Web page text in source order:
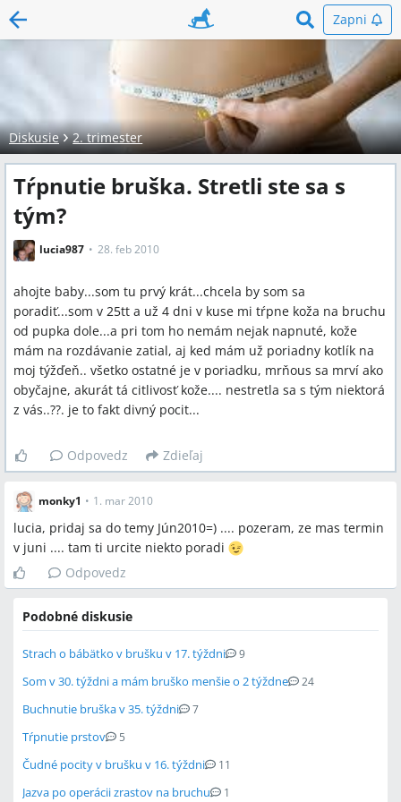
Zapni
Diskusie 2. trimester
Tŕpnutie bruška. Stretli ste sa s
tým?
lucia987 28. feb 2010
ahojte baby...som tu prvý krát...chcela by som sa
poradiť...som v 25tt a už 4 dni v kuse mi tŕpne koža na bruchu
od pupka dole...a pri tom ho nemám nejak napnuté, kože
mám na rozdávanie zatial, aj ked mám už poriadny kotlík na
moj týžďeň.. všetko ostatné je v poriadku, mrňous sa mrví ako
obyčajne, akurát tá citlivosť kože.... nestretla sa s tým niektorá
z vás..??. je to fakt divný pocit...
Odpovedz Zdieľaj
monky1 • 1. mar 2010
lucia, pridaj sa do temy Jún2010=) .... pozeram, ze mas termin
v juni .... tam ti urcite niekto poradi
Odpovedz
Podobné diskusie
Strach o bábätko v brušku v 17. týždni 9
Som v 30. týždni a mám bruško menšie o 2 týždne 24
Buchnutie bruška v 35. týždni 7
Tŕpnutie prstov 5
Čudné pocity v brušku v 16. týždni 11
Jazva po operácii zrastov na bruchu 1